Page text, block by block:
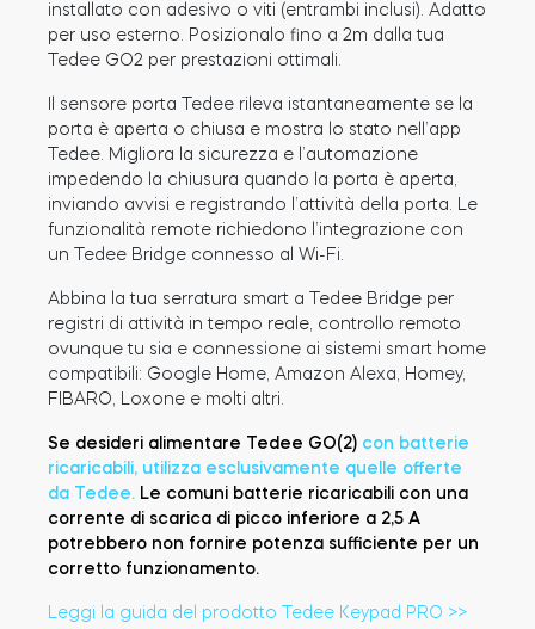
installato con adesivo o viti (entrambi inclusi). Adatto
per uso esterno. Posizionalo fino a 2m dalla tua
Tedee GO2 per prestazioni ottimali.
Il sensore porta Tedee rileva istantaneamente se la
porta è aperta o chiusa e mostra lo stato nell’app
Tedee. Migliora la sicurezza e l’automazione
impedendo la chiusura quando la porta è aperta,
inviando avvisi e registrando l’attività della porta. Le
funzionalità remote richiedono l’integrazione con
un Tedee Bridge connesso al Wi-Fi.
Abbina la tua serratura smart a Tedee Bridge per
registri di attività in tempo reale, controllo remoto
ovunque tu sia e connessione ai sistemi smart home
compatibili: Google Home, Amazon Alexa, Homey,
FIBARO, Loxone e molti altri.
Se desideri alimentare Tedee GO(2) con batterie
ricaricabili, utilizza esclusivamente quelle offerte
da Tedee. Le comuni batterie ricaricabili con una
corrente di scarica di picco inferiore a 2,5 A
potrebbero non fornire potenza sufficiente per un
corretto funzionamento.
Leggi la guida del prodotto Tedee Keypad PRO >>